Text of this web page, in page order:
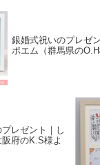
銀婚式祝いのプレゼ
ポエム（群馬県のO.H
レゼント｜し
府のK.S様よ